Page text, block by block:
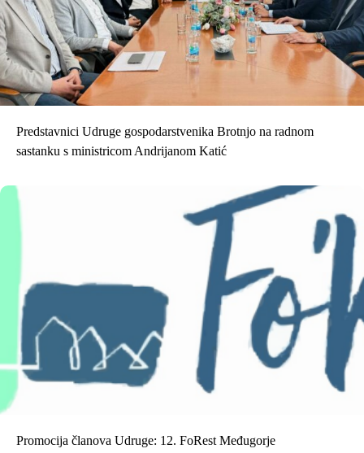
Predstavnici Udruge gospodarstvenika Brotnjo na radnom
sastanku s ministricom Andrijanom Katić
Promocija članova Udruge: 12. FoRest Međugorje